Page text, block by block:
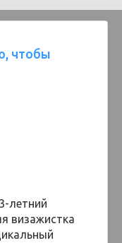
чтобы
летний
визажистка